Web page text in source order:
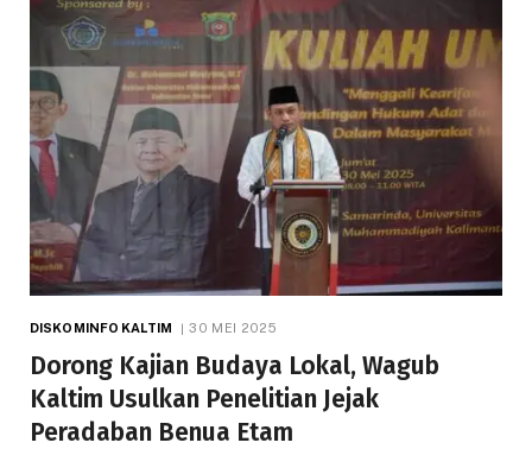
DISKOMINFO KALTIM 30 MEI 2025
Dorong Kajian Budaya Lokal, Wagub
Kaltim Usulkan Penelitian Jejak
Peradaban Benua Etam